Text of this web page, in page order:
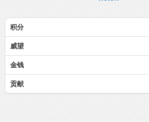
积分
威望
金钱
贡献